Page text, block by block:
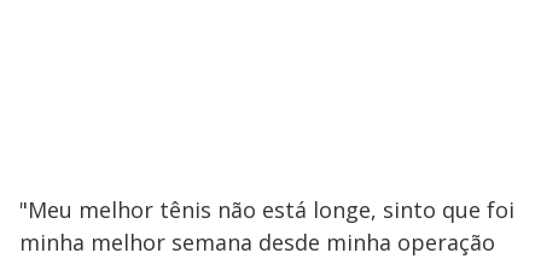
"Meu melhor tênis não está longe, sinto que foi
minha melhor semana desde minha operação